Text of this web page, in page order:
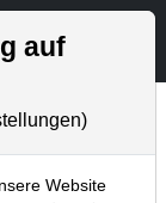
und Artikelsuche
auf
Website